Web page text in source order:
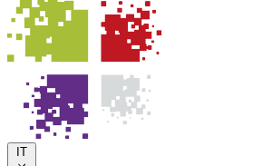
IT